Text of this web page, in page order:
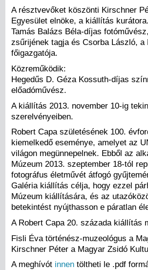
A résztvevőket köszönti Kirschner
Egyesület elnöke, a kiállítás
Tamás Balázs Béla-díjas
zsűrijének tagja és Csorba László,
főigazgatója.
Közreműködik:
Hegedűs D. Géza Kossuth-díjas
előadóművész.
A kiállítás 2013. november 10-ig
szerelvényeiben.
Robert Capa születésének 100.
kiemelkedő eseménye, amelyet az
világon megünnepelnek. Ebből az
Múzeum 2013. szeptember 18-tól
fotográfus életművét átfogó
Galéria kiállítás célja, hogy ezzel
Múzeum kiállítására, és az
betekintést nyújthasson e páratlan
A Robert Capa 20. százada kiállítás
Fisli Éva történész-muzeológus a
Kirschner Péter a Magyar Zsidó
A meghívót innen töltheti le .pdf